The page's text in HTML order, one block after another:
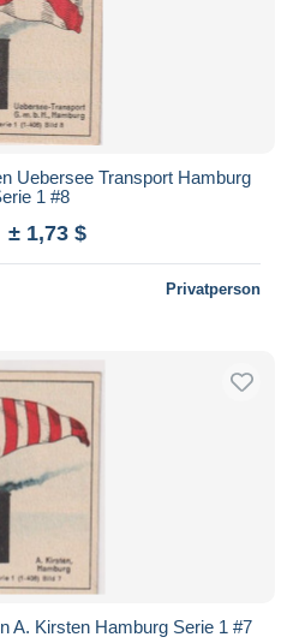
Uebersee Transport Hamburg
1 #8
± 1,73 $
Privatperson
A. Kirsten Hamburg Serie 1 #7